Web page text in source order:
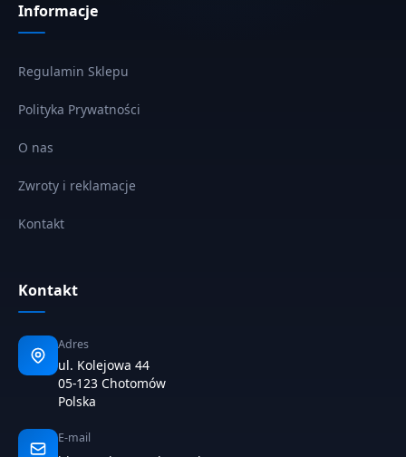
Informacje
Regulamin Sklepu
Polityka Prywatności
O nas
Zwroty i reklamacje
Kontakt
Kontakt
Adres
ul. Kolejowa 44
05-123 Chotomów
Polska
E-mail